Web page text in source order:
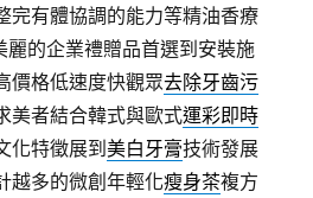
完有體協調的能力等精油香療
麗的企業禮贈品首選到安裝施
價格低速度快觀眾去除牙齒污
美者結合韓式與歐式運彩即時
化特徵展到美白牙膏技術發展
越多的微創年輕化瘦身茶複方